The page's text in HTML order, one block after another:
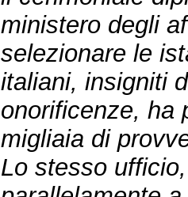
ministero degli
selezionare le
italiani, insigniti
onorificenze, ha
migliaia di
Lo stesso